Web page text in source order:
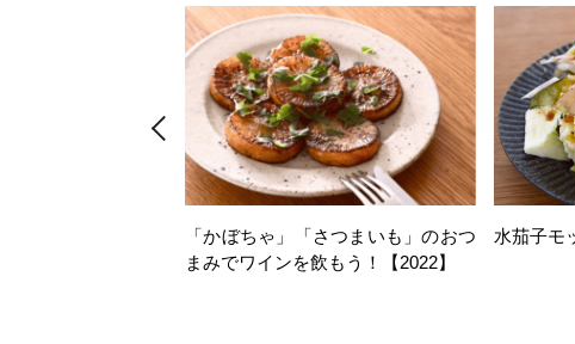
「かぼちゃ」「さつまいも」のおつ
まみでワインを飲もう！【2022】
水茄子モ